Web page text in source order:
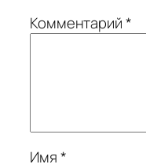
Комментарий*
Имя*